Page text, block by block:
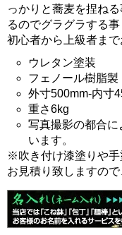
っかりと蕎麦を捏ね
るのでグラグラする事
初心者から上級者まで
ウレタン塗装
フェノール樹脂製
外寸500mm-内寸
重さ6kg
写真撮影の都合
います。
※吹き付け漆塗りや手
お見積り致しますので